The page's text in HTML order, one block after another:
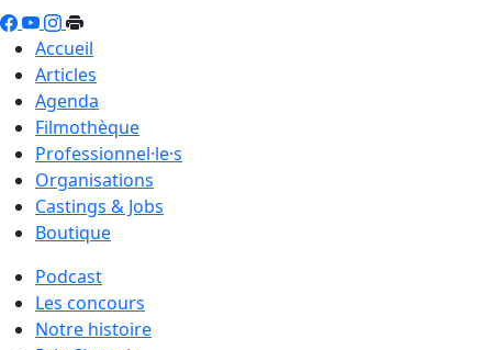
Accueil
Articles
Agenda
Filmothèque
Professionnel·le·s
Organisations
Castings & Jobs
Boutique
Podcast
Les concours
Notre histoire